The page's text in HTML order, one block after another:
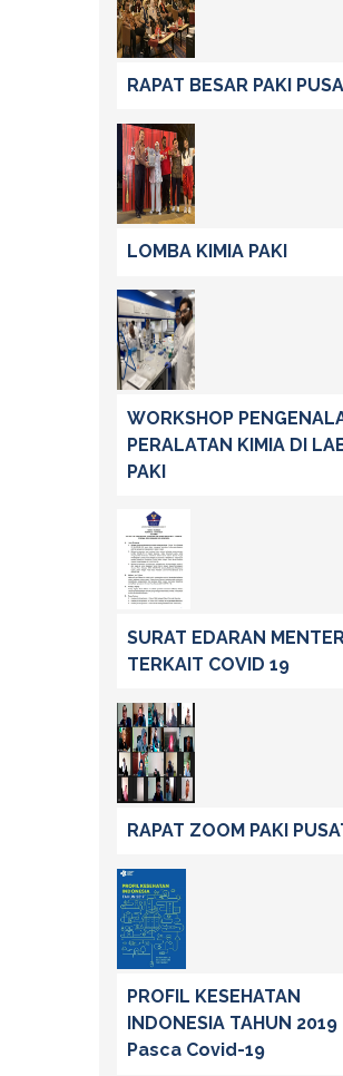
RAPAT BESAR PAKI
LOMBA KIMIA PAKI
WORKSHOP
PERALATAN KIMIA DI
PAKI
SURAT EDARAN
TERKAIT COVID 19
RAPAT ZOOM PAKI
PROFIL KESEHATAN
INDONESIA TAHUN 2019
Pasca Covid-19